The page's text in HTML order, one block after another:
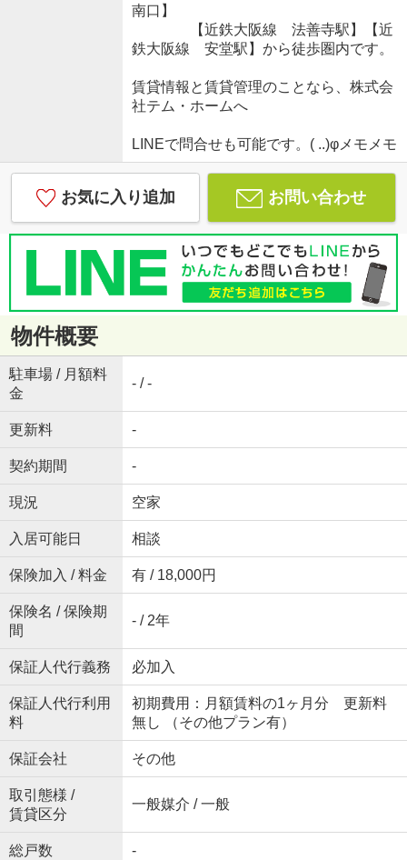
南口】
【近鉄大阪線 法善寺駅】【近
鉄大阪線 安堂駅】から徒歩圏内です。
賃貸情報と賃貸管理のことなら、株式会
社テム・ホームへ
LINEで問合せも可能です。( ..)φメモメモ
お気に入り追加 お問い合わせ
物件概要
駐車場 / 月額料
金
- / -
更新料 -
契約期間 -
現況 空家
入居可能日 相談
保険加入 / 料金 有 / 18,000円
保険名 / 保険期
間
- / 2年
保証人代行義務 必加入
保証人代行利用
料
初期費用：月額賃料の1ヶ月分 更新料
無し （その他プラン有）
保証会社 その他
取引態様 /
賃貸区分
一般媒介 / 一般
総戸数 -